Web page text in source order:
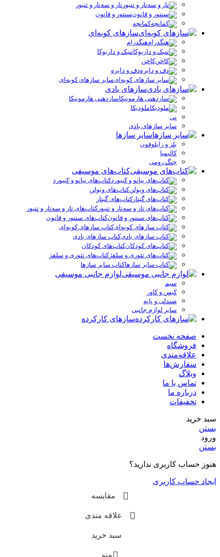
تار و سه‌تار و تنبور
سنتور و قانون
کمانچه
سازهای کوبه‌ای
هنگدرام
تنبک و داربوکا
کاخن
دف و دایره
سایر سازهای کوبه‌ای
سازهای بادی
سازدهنی هارمونیکا
ملودیکا
نی
سایر سازهای بادی
سایر سازها
بلز و زایلوفون
کالیمبا
چنگ رومی
کتاب‌های موسیقی
کتاب‌های پیانو و کیبورد
کتاب‌های ویولن
کتاب‌های گیتار
کتاب‌های تار و سه‌تار و تنبور
کتاب‌های سنتور و قانون
کتاب سازهای کوبه‌ای
کتاب سازهای بادی
کتاب‌های کودکان
کتاب‌های تئوری و سلفژ
کتاب سایر سازها
لوازم جانبی موسیقی
سیم
کیس و کاور
صندلی و پایه
سایر لوازم جانبی
سازهای کارکرده
صفحه نخست
فروشگاه
علاقه‌مندی
سفارش‌ها
وبلاگ
تماس با ما
درباره ما
تخفیفات
سبد خرید
بستن
ورود
بستن
هنوز حساب کاربری ندارید؟
ایجاد حساب کاربری
مقایسه
علاقه مندی
سبد خرید
منو